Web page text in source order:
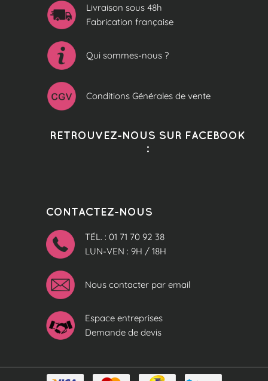
Livraison sous 48h
Fabrication française
Qui sommes-nous ?
Conditions Générales de vente
RETROUVEZ-NOUS SUR FACEBOOK
:
CONTACTEZ-NOUS
TÉL. : 01 71 70 92 38
LUN-VEN : 9H / 18H
Nous contacter par email
Espace entreprises
Demande de devis